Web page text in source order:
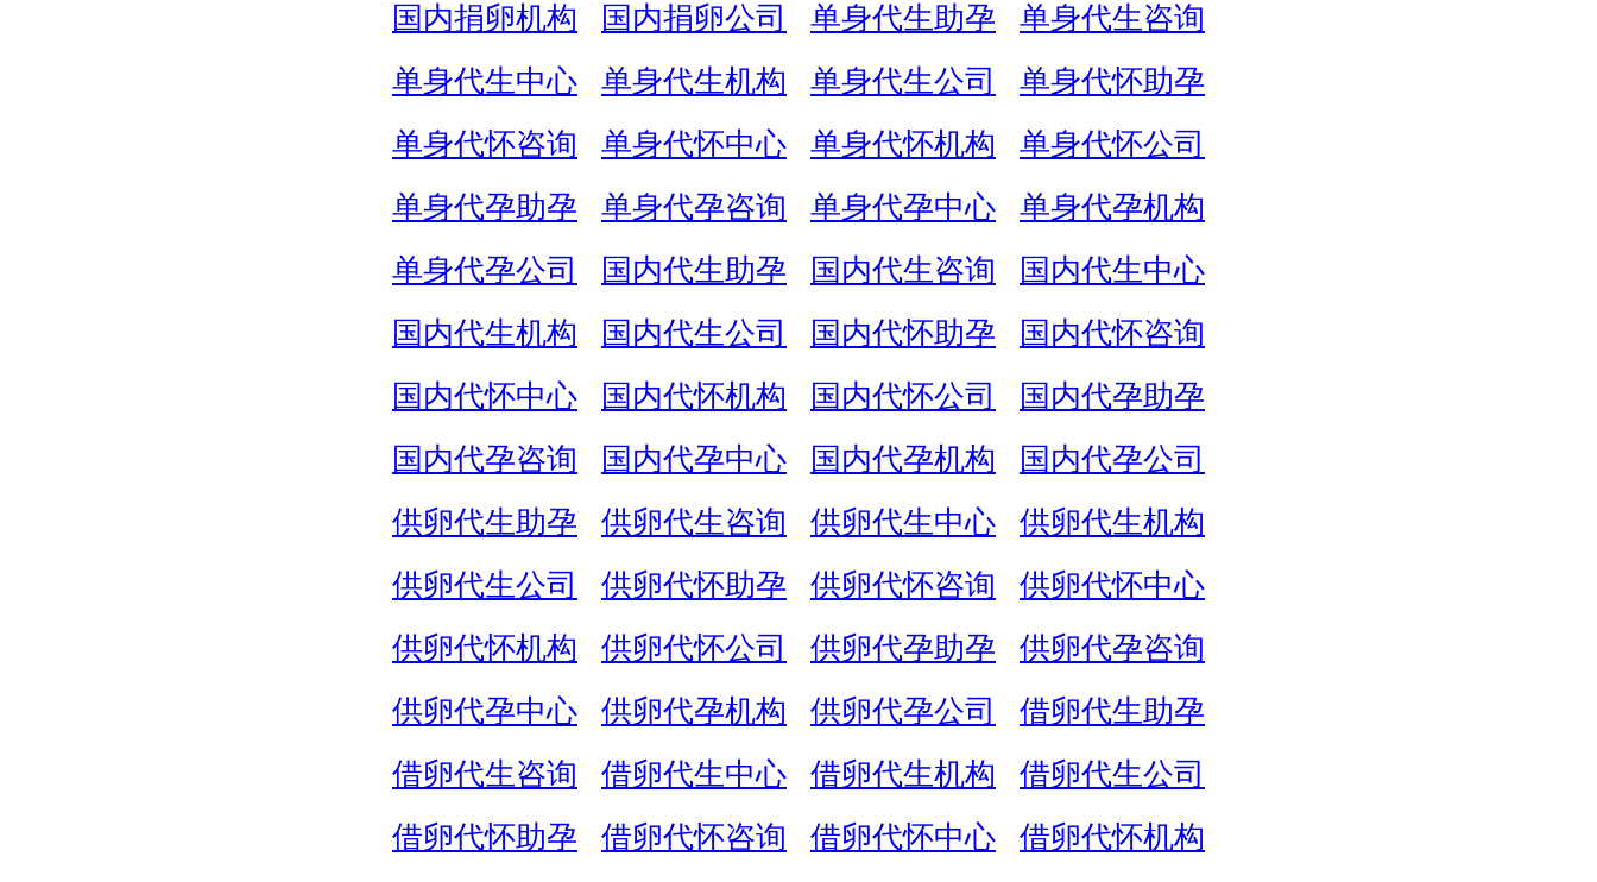
国内捐卵机构
国内捐卵公司 单身代生助孕
单身代生咨询
单身代生中心
单身代生机构 单身代生公司
单身代怀助孕
单身代怀咨询
单身代怀中心 单身代怀机构
单身代怀公司
单身代孕助孕
单身代孕咨询 单身代孕中心
单身代孕机构
单身代孕公司
国内代生助孕 国内代生咨询
国内代生中心
国内代生机构
国内代生公司 国内代怀助孕
国内代怀咨询
国内代怀中心
国内代怀机构 国内代怀公司
国内代孕助孕
国内代孕咨询
国内代孕中心 国内代孕机构
国内代孕公司
供卵代生助孕
供卵代生咨询 供卵代生中心
供卵代生机构
供卵代生公司
供卵代怀助孕 供卵代怀咨询
供卵代怀中心
供卵代怀机构
供卵代怀公司 供卵代孕助孕
供卵代孕咨询
供卵代孕中心
供卵代孕机构 供卵代孕公司
借卵代生助孕
借卵代生咨询
借卵代生中心 借卵代生机构
借卵代生公司
借卵代怀助孕
借卵代怀咨询 借卵代怀中心
借卵代怀机构